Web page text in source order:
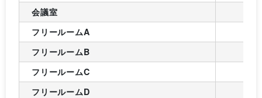
会議室
フリールームA
フリールームB
フリールームC
フリールームD